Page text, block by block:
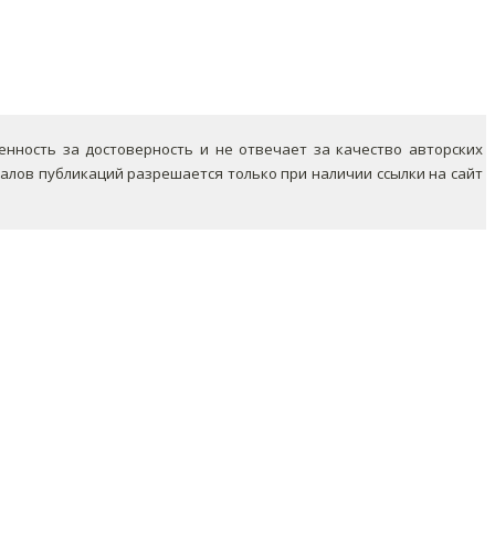
за достоверность и не отвечает за качество авторских
публикаций разрешается только при наличии ссылки на сайт